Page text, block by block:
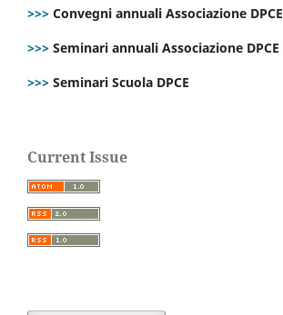
>>> Convegni annuali Associazione DPCE
>>> Seminari annuali Associazione DPCE
>>> Seminari Scuola DPCE
Current Issue